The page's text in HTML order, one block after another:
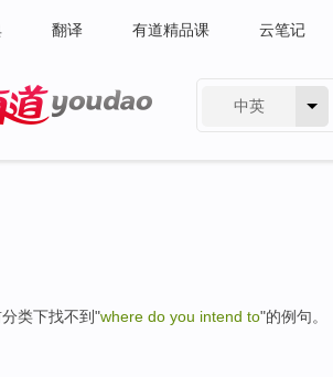
翻译 有道精品课 云笔记
中英
类下找不到"where do you intend to"的例句。